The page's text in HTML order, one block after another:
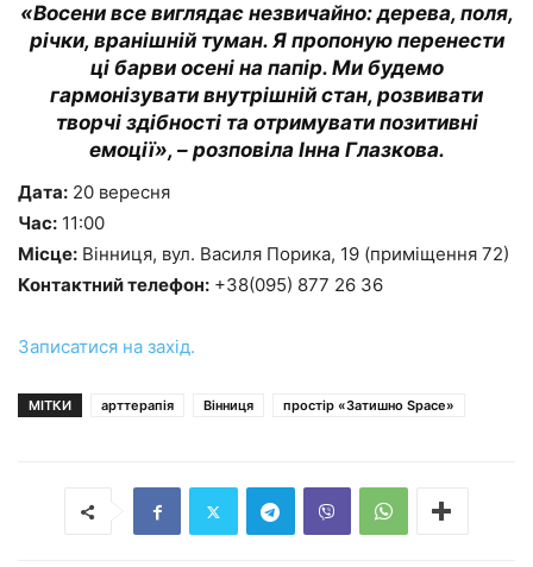
«Восени все виглядає незвичайно: дерева, поля,
річки, вранішній туман. Я пропоную перенести
ці барви осені на папір. Ми будемо
гармонізувати внутрішній стан, розвивати
творчі здібності та отримувати позитивні
емоції», – розповіла Інна Глазкова.
Дата: 20 вересня
Час: 11:00
Місце: Вінниця, вул. Василя Порика, 19 (приміщення 72)
Контактний телефон: +38(095) 877 26 36
Записатися на захід.
МІТКИ арттерапія Вінниця простір «Затишно Space»